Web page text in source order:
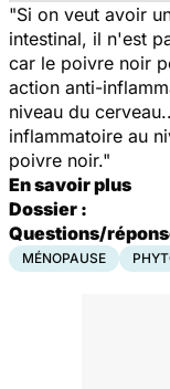
"Si on veut avoir
intestinal, il n'est
car le poivre noir
action anti-
niveau du
inflammatoire au
poivre noir."
En savoir plus
Dossier :
Questions/
MÉNOPAUSE